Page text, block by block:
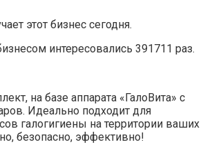
этот бизнес сегодня.
интересовались 391711 раз.
на базе аппарата «ГалоВита» с
Идеально подходит для
галогигиены на территории ваших
безопасно, эффективно!